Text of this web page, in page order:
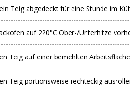
Teig abgedeckt für eine Stunde im
auf 220°C Ober-/Unterhitze
Teig auf einer bemehlten
Teig portionsweise rechteckig